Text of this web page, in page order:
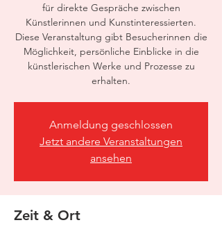
für direkte Gespräche zwischen
Künstlerinnen und Kunstinteressierten.
Diese Veranstaltung gibt Besucherinnen die
Möglichkeit, persönliche Einblicke in die
künstlerischen Werke und Prozesse zu
erhalten.
Anmeldung geschlossen
Jetzt andere Veranstaltungen
ansehen
Zeit & Ort